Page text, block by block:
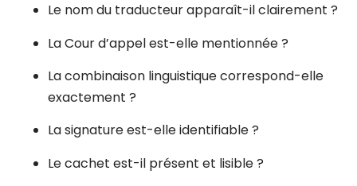
Le nom du traducteur apparaît-il clairement ?
La Cour d’appel est-elle mentionnée ?
La combinaison linguistique correspond-elle
exactement ?
La signature est-elle identifiable ?
Le cachet est-il présent et lisible ?